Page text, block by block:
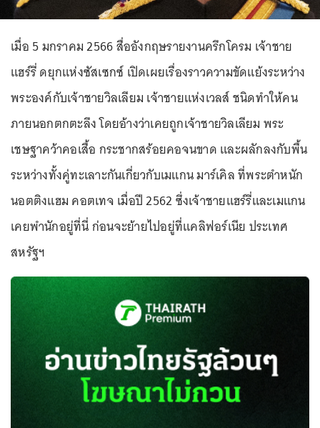
เมื่อ 5 มกราคม 2566 สื่ออังกฤษรายงานครึกโครม เจ้าชาย
แฮร์รี่ ดยุกแห่งซัสเซกซ์ เปิดเผยเรื่องราวความขัดแย้งระหว่าง
พระองค์กับเจ้าชายวิลเลียม เจ้าชายแห่งเวลส์ ชนิดทำให้คน
ภายนอกตกตะลึง โดยอ้างว่าเคยถูกเจ้าชายวิลเลียม พระ
เชษฐาคว้าคอเสื้อ กระชากสร้อยคอจนขาด และผลักลงกับพื้น
ระหว่างทั้งคู่ทะเลาะกันเกี่ยวกับเมแกน มาร์เคิล ที่พระตำหนัก
นอตติงแฮม คอตเทจ เมื่อปี 2562 ซึ่งเจ้าชายแฮร์รี่และเมแกน
เคยพำนักอยู่ที่นี่ ก่อนจะย้ายไปอยู่ที่แคลิฟอร์เนีย ประเทศ
สหรัฐฯ